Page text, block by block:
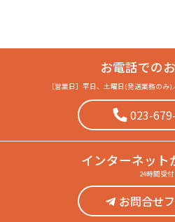
お電話での
［営業日］ 平日、土曜日(発送業務のみ)
023-
インターネット
24時間受付
お問合せ